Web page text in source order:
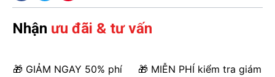
Nhận ưu đãi & tư vấn
🎁 GIẢM NGAY 50% phí
🎁 MIỄN PHÍ kiểm tra giám